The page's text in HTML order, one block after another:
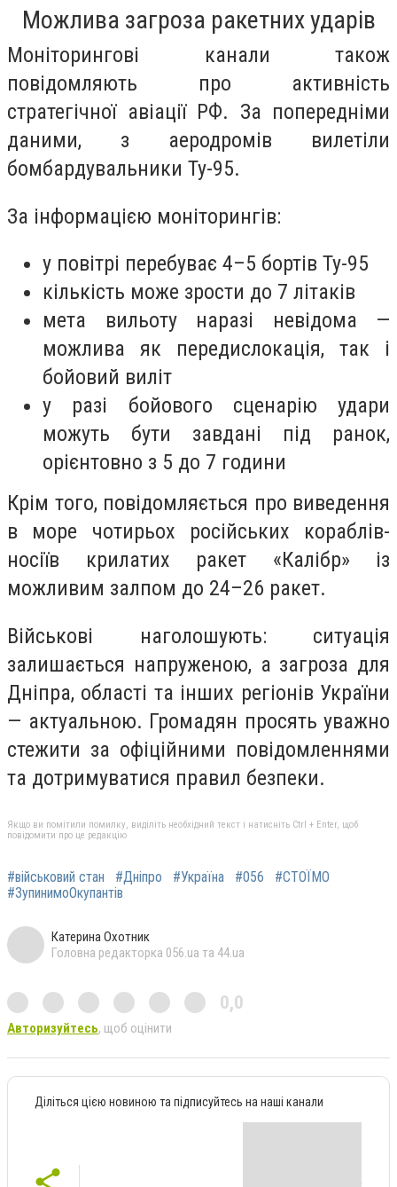
Можлива загроза ракетних ударів
Моніторингові канали також
повідомляють про активність
стратегічної авіації РФ. За попередніми
даними, з аеродромів вилетіли
бомбардувальники Ту-95.
За інформацією моніторингів:
у повітрі перебуває 4–5 бортів Ту-95
кількість може зрости до 7 літаків
мета вильоту наразі невідома —
можлива як передислокація, так і
бойовий виліт
у разі бойового сценарію удари
можуть бути завдані під ранок,
орієнтовно з 5 до 7 години
Крім того, повідомляється про виведення
в море чотирьох російських кораблів-
носіїв крилатих ракет «Калібр» із
можливим залпом до 24–26 ракет.
Військові наголошують: ситуація
залишається напруженою, а загроза для
Дніпра, області та інших регіонів України
— актуальною. Громадян просять уважно
стежити за офіційними повідомленнями
та дотримуватися правил безпеки.
Якщо ви помітили помилку, виділіть необхідний текст і натисніть Ctrl + Enter, щоб
повідомити про це редакцію
#військовий стан #Дніпро #Україна #056
#СТОЇМО
#ЗупинимоОкупантів
Катерина Охотник
Головна редакторка 056.ua та 44.ua
0,0
Авторизуйтесь, щоб оцінити
Діліться цією новиною та підписуйтесь на наші канали